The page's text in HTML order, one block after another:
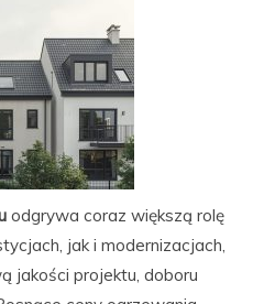
odgrywa coraz większą rolę
jak i modernizacjach,
jakości projektu, doboru